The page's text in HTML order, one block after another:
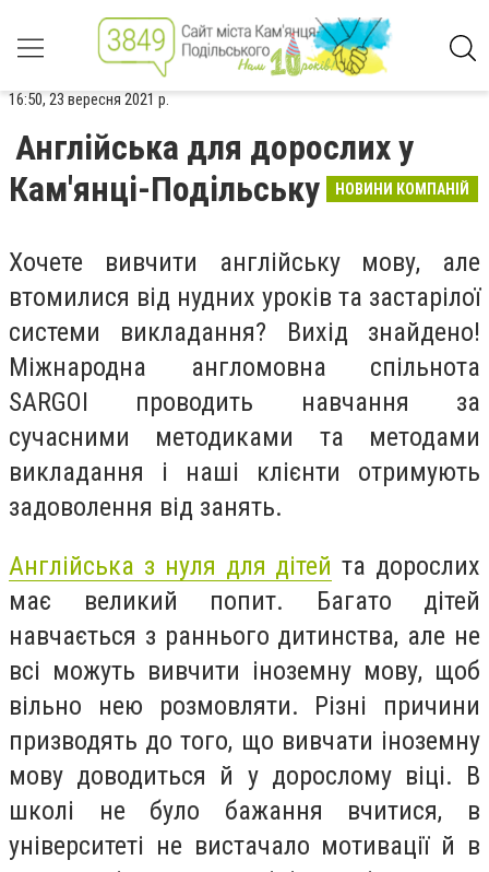
16:50, 23 вересня 2021 р.
Англійська для дорослих у
Кам'янці-Подільську
НОВИНИ КОМПАНІЙ
Хочете вивчити англійську мову, але
втомилися від нудних уроків та застарілої
системи викладання? Вихід знайдено!
Міжнародна англомовна спільнота
SARGOI проводить навчання за
сучасними методиками та методами
викладання і наші клієнти отримують
задоволення від занять.
Англійська з нуля для дітей та дорослих
має великий попит. Багато дітей
навчається з раннього дитинства, але не
всі можуть вивчити іноземну мову, щоб
вільно нею розмовляти. Різні причини
призводять до того, що вивчати іноземну
мову доводиться й у дорослому віці. В
школі не було бажання вчитися, в
університеті не вистачало мотивації й в